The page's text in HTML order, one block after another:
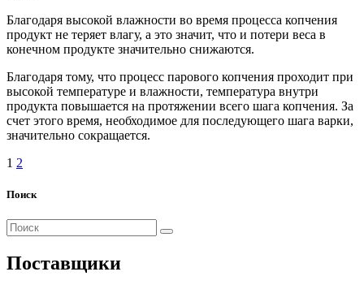
Благодаря высокой влажности во время процесса копчения
продукт не теряет влагу, а это значит, что и потери веса в
конечном продукте значительно снижаются.
Благодаря тому, что процесс парового копчения проходит при
высокой температуре и влажности, температура внутри
продукта повышается на протяжении всего шага копчения. За
счет этого время, необходимое для последующего шага варки,
значительно сокращается.
Пагинация
записей
1 2
Поиск
Поиск
для:
Поставщики